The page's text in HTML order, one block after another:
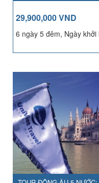
29,900,000 VND
6 ngày 5 đêm, Ngày khởi